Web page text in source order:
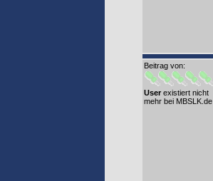
Beitrag von:
User existiert nicht
mehr bei MBSLK.de